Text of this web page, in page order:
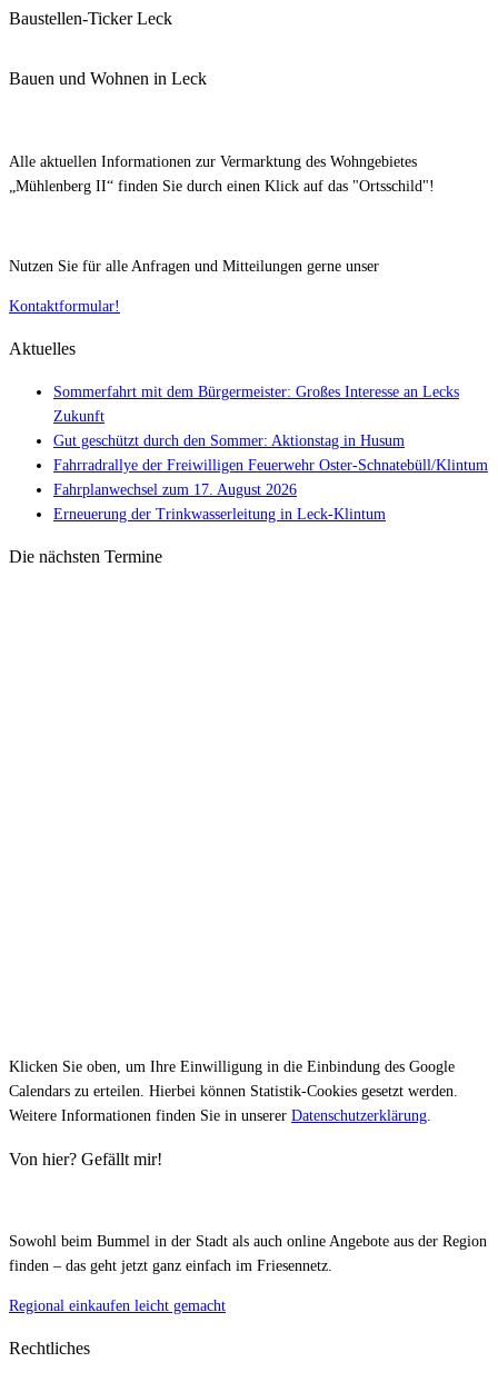
Baustellen-Ticker Leck
Bauen und Wohnen in Leck
Alle aktuellen Informationen zur Vermarktung des Wohngebietes
„Mühlenberg II“ finden Sie durch einen Klick auf das "Ortsschild"!
Nutzen Sie für alle Anfragen und Mitteilungen gerne unser
Kontaktformular!
Aktuelles
Sommerfahrt mit dem Bürgermeister: Großes Interesse an Lecks
Zukunft
Gut geschützt durch den Sommer: Aktionstag in Husum
Fahrradrallye der Freiwilligen Feuerwehr Oster-Schnatebüll/Klintum
Fahrplanwechsel zum 17. August 2026
Erneuerung der Trinkwasserleitung in Leck-Klintum
Die nächsten Termine
Klicken Sie oben, um Ihre Einwilligung in die Einbindung des Google
Calendars zu erteilen. Hierbei können Statistik-Cookies gesetzt werden.
Weitere Informationen finden Sie in unserer Datenschutzerklärung.
Von hier? Gefällt mir!
Sowohl beim Bummel in der Stadt als auch online Angebote aus der Region
finden – das geht jetzt ganz einfach im Friesennetz.
Regional einkaufen leicht gemacht
Rechtliches